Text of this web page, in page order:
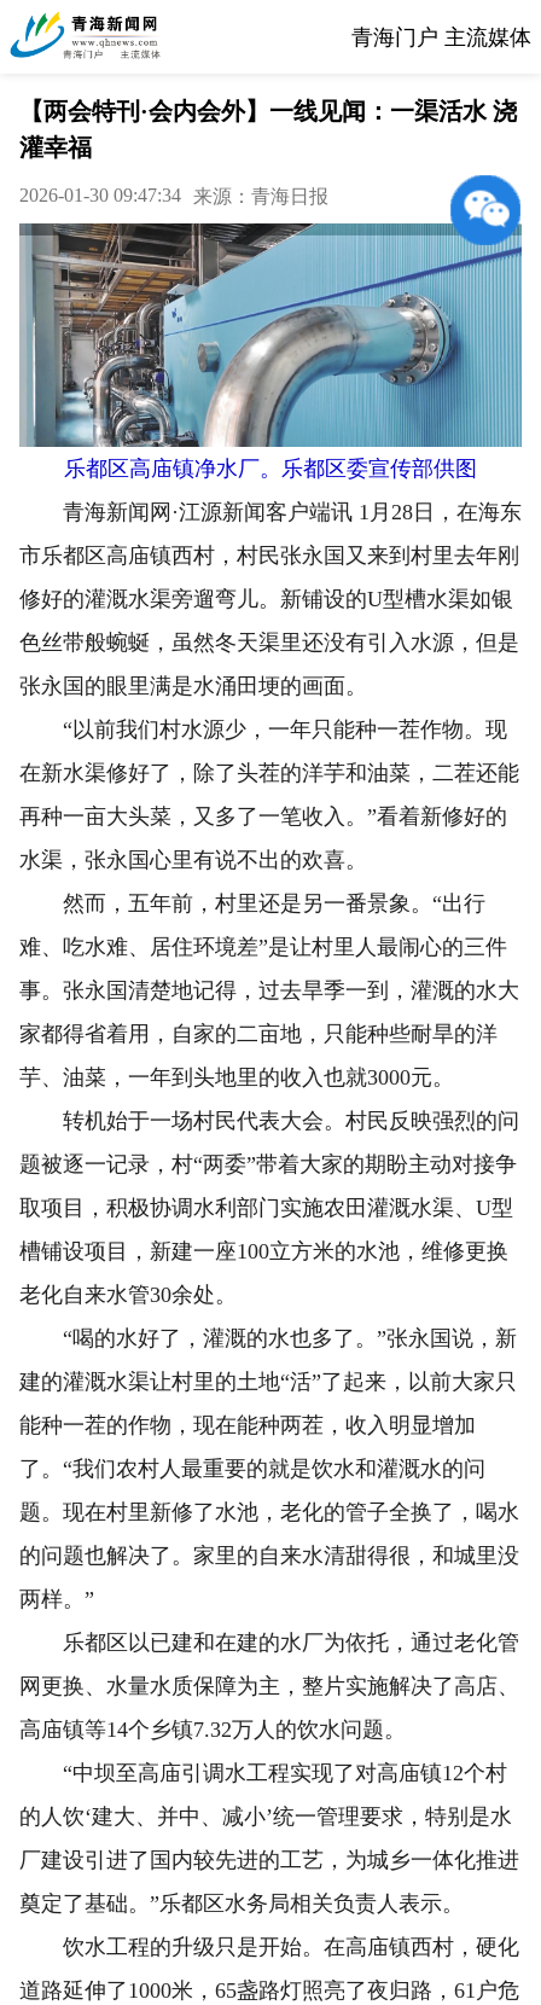
青海门户 主流媒体
【两会特刊·会内会外】一线见闻：一渠活水 浇
灌幸福
2026-01-30 09:47:34 来源：青海日报
乐都区高庙镇净水厂。乐都区委宣传部供图
青海新闻网·江源新闻客户端讯 1月28日，在海东
市乐都区高庙镇西村，村民张永国又来到村里去年刚
修好的灌溉水渠旁遛弯儿。新铺设的U型槽水渠如银
色丝带般蜿蜒，虽然冬天渠里还没有引入水源，但是
张永国的眼里满是水涌田埂的画面。
“以前我们村水源少，一年只能种一茬作物。现
在新水渠修好了，除了头茬的洋芋和油菜，二茬还能
再种一亩大头菜，又多了一笔收入。”看着新修好的
水渠，张永国心里有说不出的欢喜。
然而，五年前，村里还是另一番景象。“出行
难、吃水难、居住环境差”是让村里人最闹心的三件
事。张永国清楚地记得，过去旱季一到，灌溉的水大
家都得省着用，自家的二亩地，只能种些耐旱的洋
芋、油菜，一年到头地里的收入也就3000元。
转机始于一场村民代表大会。村民反映强烈的问
题被逐一记录，村“两委”带着大家的期盼主动对接争
取项目，积极协调水利部门实施农田灌溉水渠、U型
槽铺设项目，新建一座100立方米的水池，维修更换
老化自来水管30余处。
“喝的水好了，灌溉的水也多了。”张永国说，新
建的灌溉水渠让村里的土地“活”了起来，以前大家只
能种一茬的作物，现在能种两茬，收入明显增加
了。“我们农村人最重要的就是饮水和灌溉水的问
题。现在村里新修了水池，老化的管子全换了，喝水
的问题也解决了。家里的自来水清甜得很，和城里没
两样。”
乐都区以已建和在建的水厂为依托，通过老化管
网更换、水量水质保障为主，整片实施解决了高店、
高庙镇等14个乡镇7.32万人的饮水问题。
“中坝至高庙引调水工程实现了对高庙镇12个村
的人饮‘建大、并中、减小’统一管理要求，特别是水
厂建设引进了国内较先进的工艺，为城乡一体化推进
奠定了基础。”乐都区水务局相关负责人表示。
饮水工程的升级只是开始。在高庙镇西村，硬化
道路延伸了1000米，65盏路灯照亮了夜归路，61户危